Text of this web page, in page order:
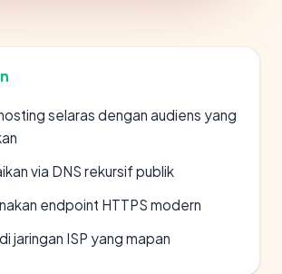
selaras dengan audiens yang
via DNS rekursif publik
endpoint HTTPS modern
jaringan ISP yang mapan